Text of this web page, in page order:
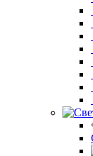
Свет